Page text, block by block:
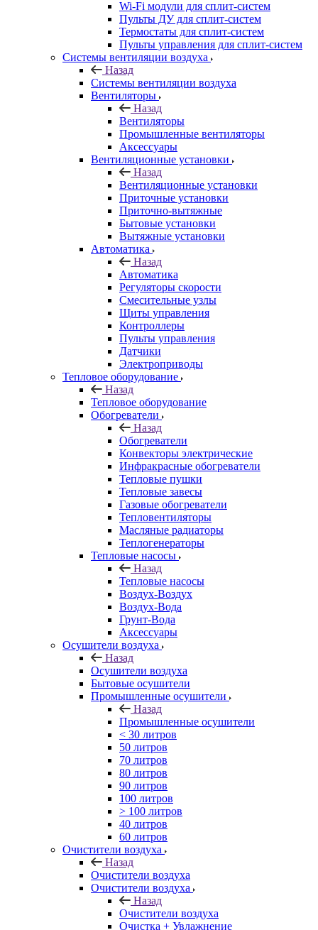
Wi-Fi модули для сплит-систем
Пульты ДУ для сплит-систем
Термостаты для сплит-систем
Пульты управления для сплит-систем
Системы вентиляции воздуха
Назад
Системы вентиляции воздуха
Вентиляторы
Назад
Вентиляторы
Промышленные вентиляторы
Аксессуары
Вентиляционные установки
Назад
Вентиляционные установки
Приточные установки
Приточно-вытяжные
Бытовые установки
Вытяжные установки
Автоматика
Назад
Автоматика
Регуляторы скорости
Смесительные узлы
Щиты управления
Контроллеры
Пульты управления
Датчики
Электроприводы
Тепловое оборудование
Назад
Тепловое оборудование
Обогреватели
Назад
Обогреватели
Конвекторы электрические
Инфракрасные обогреватели
Тепловые пушки
Тепловые завесы
Газовые обогреватели
Тепловентиляторы
Масляные радиаторы
Теплогенераторы
Тепловые насосы
Назад
Тепловые насосы
Воздух-Воздух
Воздух-Вода
Грунт-Вода
Аксессуары
Осушители воздуха
Назад
Осушители воздуха
Бытовые осушители
Промышленные осушители
Назад
Промышленные осушители
< 30 литров
50 литров
70 литров
80 литров
90 литров
100 литров
> 100 литров
40 литров
60 литров
Очистители воздуха
Назад
Очистители воздуха
Очистители воздуха
Назад
Очистители воздуха
Очистка + Увлажнение